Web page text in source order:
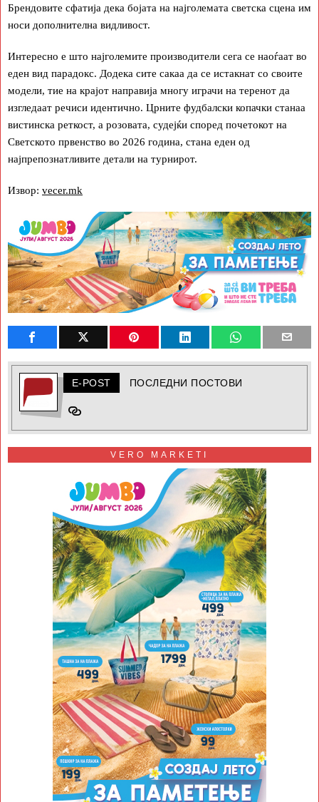
Брендовите сфатија дека бојата на најголемата светска сцена им
носи дополнителна видливост.
Интересно е што најголемите производители сега се наоѓаат во
еден вид парадокс. Додека сите сакаа да се истакнат со своите
модели, тие на крајот направија многу играчи на теренот да
изгледаат речиси идентично. Црните фудбалски копачки станаа
вистинска реткост, а розовата, судејќи според почетокот на
Светското првенство во 2026 година, стана еден од
најпрепознатливите детали на турнирот.
Извор: vecer.mk
E-POST ПОСЛЕДНИ ПОСТОВИ
VERO MARKETI